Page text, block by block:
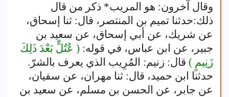
وقال آخرون: هو المريب* ذكر من قال
ذلك:حدثنا تميم بن المنتصر، قال: ثنا إسحاق،
عن شريك، عن أبي إسحاق، عن سعيد بن
جبير، عن ابن عباس، في قوله: ( عُتُلٍّ بَعْدَ ذَلِكَ
زَنِيمٍ ) قال: زنيم: المُرِيب الذي يعرف بالشرّ.
حدثنا ابن حميد، قال: ثنا مهران، عن سفيان،
عن جابر، عن الحسن بن مسلم، عن سعيد بن